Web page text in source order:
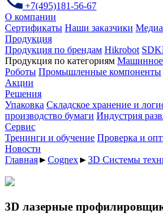
+7(495)181-56-67
О компании
Сертификаты Наши заказчики
Продукция
Продукция по брендам Hikrobot
Продукция по категориям Машинное
Роботы Промышленные компоненты
Акции
Решения
Упаковка Складское хранение и
производство бумаги Индустрия
Сервис
Тренинги и обучение Проверка и
Новости
Главная►Cognex►3D Системы
3D лазерные